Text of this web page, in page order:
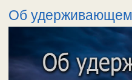
Об удерживающем